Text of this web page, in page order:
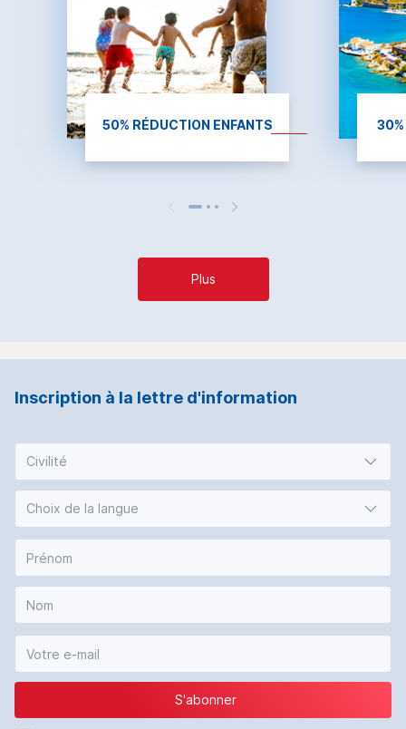
50% RÉDUCTION ENFANTS 30%
Plus
Inscription à la lettre d'information
Civilité
Choix de la langue
S'abonner